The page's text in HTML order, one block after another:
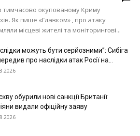
тимчасово окупованому Криму
Як пише «Главком» , про атаку
місцеві жителі та моніторингові...
можуть бути серйозними”: Сибіга
про наслідки атак Росії на...
обурили нові санкції Британії:
видали офіційну заяву